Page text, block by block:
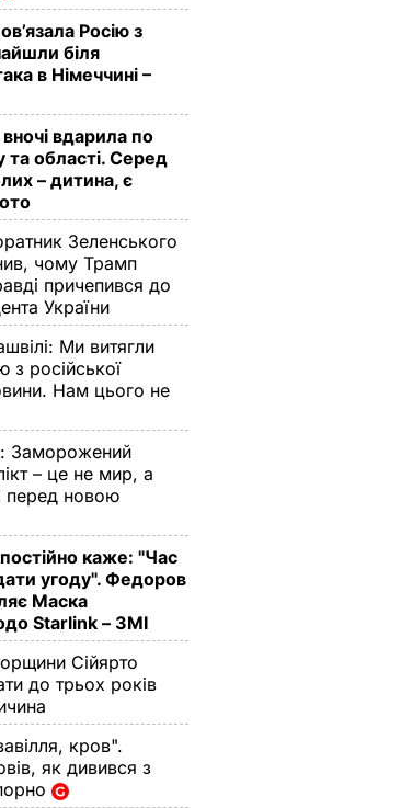
Росію з
біля
в Німеччині –
вночі вдарила по
та області. Серед
– дитина, є
Зеленського
чому Трамп
причепився до
України
Ми витягли
з російської
Нам цього не
Заморожений
– це не мир, а
перед новою
постійно каже: "Час
угоду". Федоров
Маска
Starlink – ЗМІ
Сійярто
до трьох років
кров".
як дивився з